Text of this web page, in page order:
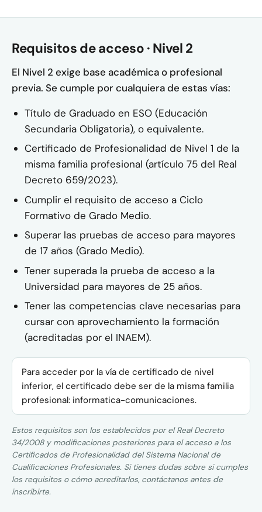
Requisitos de acceso · Nivel 2
El Nivel 2 exige base académica o profesional
previa. Se cumple por cualquiera de estas vías:
Título de Graduado en ESO (Educación
Secundaria Obligatoria), o equivalente.
Certificado de Profesionalidad de Nivel 1 de la
misma familia profesional (artículo 75 del Real
Decreto 659/2023).
Cumplir el requisito de acceso a Ciclo
Formativo de Grado Medio.
Superar las pruebas de acceso para mayores
de 17 años (Grado Medio).
Tener superada la prueba de acceso a la
Universidad para mayores de 25 años.
Tener las competencias clave necesarias para
cursar con aprovechamiento la formación
(acreditadas por el INAEM).
Para acceder por la vía de certificado de nivel
inferior, el certificado debe ser de la misma familia
profesional: informatica-comunicaciones.
Estos requisitos son los establecidos por el Real Decreto
34/2008 y modificaciones posteriores para el acceso a los
Certificados de Profesionalidad del Sistema Nacional de
Cualificaciones Profesionales. Si tienes dudas sobre si cumples
los requisitos o cómo acreditarlos, contáctanos antes de
inscribirte.